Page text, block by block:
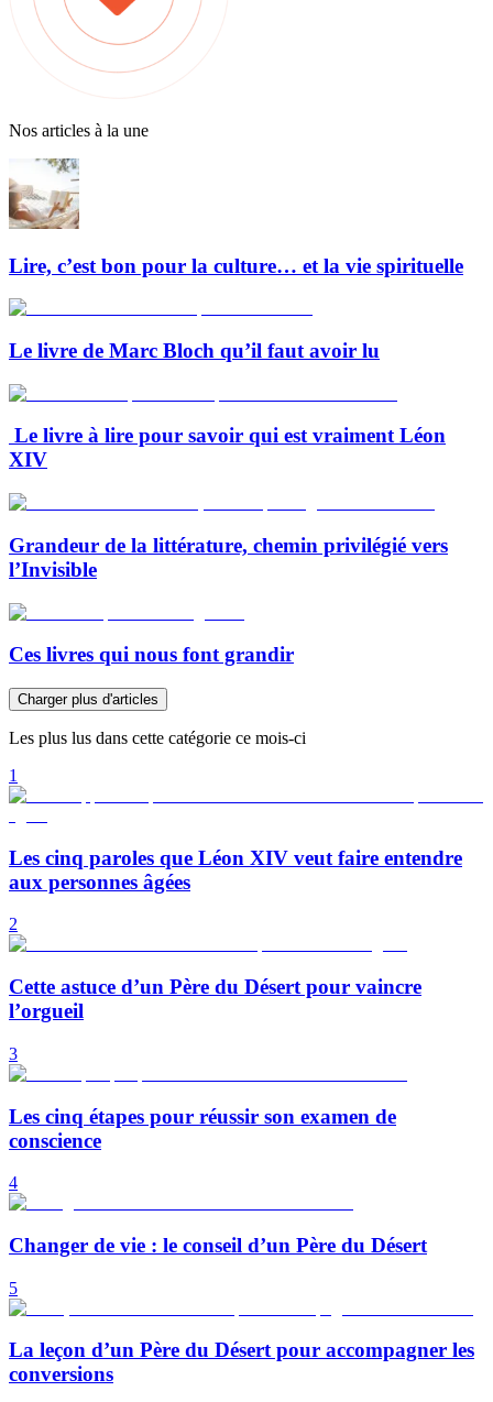
Nos articles à la une
Lire, c’est bon pour la culture… et la vie spirituelle
Le livre de Marc Bloch qu’il faut avoir lu
Le livre à lire pour savoir qui est vraiment Léon
XIV
Grandeur de la littérature, chemin privilégié vers
l’Invisible
Ces livres qui nous font grandir
Charger plus d'articles
Les plus lus dans cette catégorie ce mois-ci
1
Les cinq paroles que Léon XIV veut faire entendre
aux personnes âgées
2
Cette astuce d’un Père du Désert pour vaincre
l’orgueil
3
Les cinq étapes pour réussir son examen de
conscience
4
Changer de vie : le conseil d’un Père du Désert
5
La leçon d’un Père du Désert pour accompagner les
conversions